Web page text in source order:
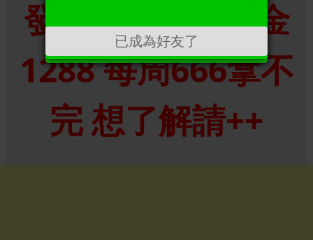
已成為好友了
發財金168 朋友金
1288 每周666拿不
完 想了解請++